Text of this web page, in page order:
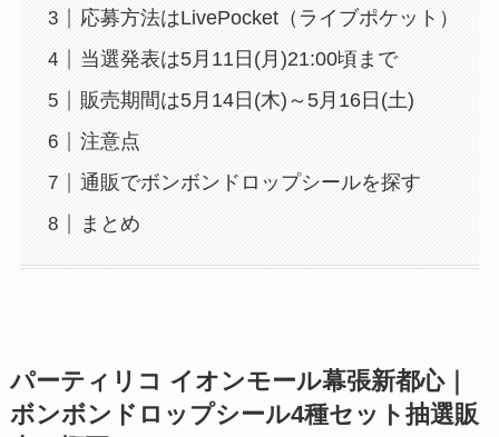
応募方法はLivePocket（ライブポケット）
当選発表は5月11日(月)21:00頃まで
販売期間は5月14日(木)～5月16日(土)
注意点
通販でボンボンドロップシールを探す
まとめ
パーティリコ イオンモール幕張新都心｜
ボンボンドロップシール4種セット抽選販